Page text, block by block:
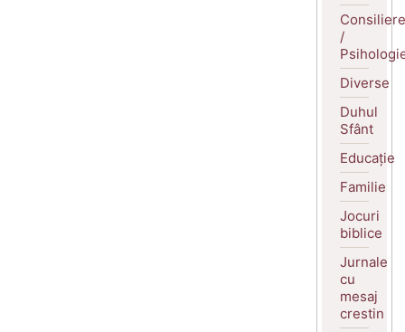
Consiliere
/
Diverse
Duhul
Sfânt
Educație
Familie
Jocuri
biblice
Jurnale
cu
mesaj
crestin